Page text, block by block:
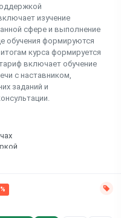
изучение
сфере и выполнение
обучения формируются
курса формируется
включает обучение
с наставником,
заданий и